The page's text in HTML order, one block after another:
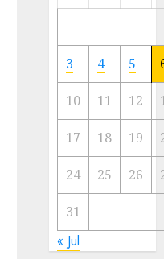
Ibu
Kota
23/11/
3 4 5
10 11 12
17 18 19
24 25 26
31
« Jul